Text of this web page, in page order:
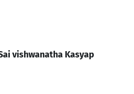
vishwanatha Kasyap